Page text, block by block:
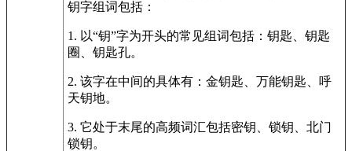
钥字组词包括：
1. 以“钥”字为开头的常见组词包括：钥匙、钥匙
圈、钥匙孔。
2. 该字在中间的具体有：金钥匙、万能钥匙、呼
天钥地。
3. 它处于末尾的高频词汇包括密钥、锁钥、北门
锁钥。